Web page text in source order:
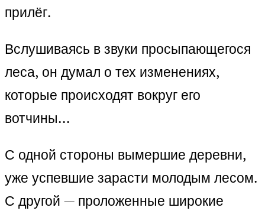
прилёг.
Вслушиваясь в звуки просыпающегося
леса, он думал о тех изменениях,
которые происходят вокруг его
вотчины…
С одной стороны вымершие деревни,
уже успевшие зарасти молодым лесом.
С другой — проложенные широкие